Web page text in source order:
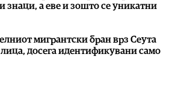
знаци, а еве и зошто се уникатни
мигрантски бран врз Сеута
досега идентификувани само